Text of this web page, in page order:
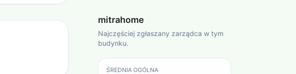
mitrahome
Najczęściej zgłaszany zarządca w tym
budynku.
ŚREDNIA OGÓLNA